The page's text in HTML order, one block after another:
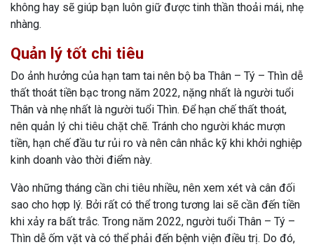
không hay sẽ giúp bạn luôn giữ được tinh thần thoải mái, nhẹ
nhàng.
Quản lý tốt chi tiêu
Do ảnh hưởng của hạn tam tai nên bộ ba Thân – Tý – Thìn dễ
thất thoát tiền bạc trong năm 2022, nặng nhất là người tuổi
Thân và nhẹ nhất là người tuổi Thìn. Để hạn chế thất thoát,
nên quản lý chi tiêu chặt chẽ. Tránh cho người khác mượn
tiền, hạn chế đầu tư rủi ro và nên cân nhắc kỹ khi khởi nghiệp
kinh doanh vào thời điểm này.
Vào những tháng cần chi tiêu nhiều, nên xem xét và cân đối
sao cho hợp lý. Bởi rất có thể trong tương lai sẽ cần đến tiền
khi xảy ra bất trắc. Trong năm 2022, người tuổi Thân – Tý –
Thìn dễ ốm vặt và có thể phải đến bệnh viện điều trị. Do đó,